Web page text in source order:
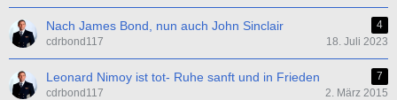
Nach James Bond, nun auch John Sinclair
4
cdrbond117
18. Juli 2023
Leonard Nimoy ist tot- Ruhe sanft und in Frieden
7
cdrbond117
2. März 2015